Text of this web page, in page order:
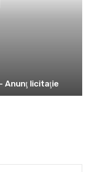
Anunţ licitaţie